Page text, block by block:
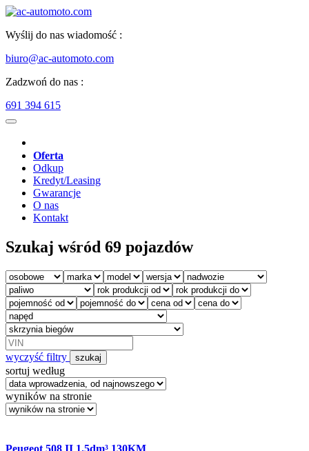
Wyślij do nas wiadomość :
biuro@ac-automoto.com
Zadzwoń do nas :
691 394 615
Oferta
Odkup
Kredyt/Leasing
Gwarancje
O nas
Kontakt
Szukaj wśród 69 pojazdów
wyczyść filtry szukaj
sortuj według
wyników na stronie
Peugeot 508 II 1.5dm³ 130KM